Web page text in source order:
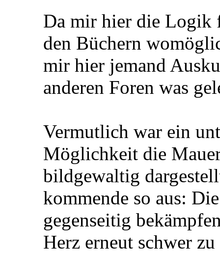
Da mir hier die Logik
den Büchern
mir hier jemand
anderen Foren was
Vermutlich war ein
Möglichkeit die
bildgewaltig
kommende so aus:
gegenseitig
Herz erneut schwer